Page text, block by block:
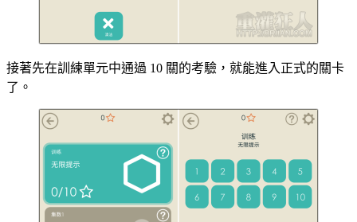
接著先在訓練單元中通過 10 關的考驗，就能進入正式的關卡
了。